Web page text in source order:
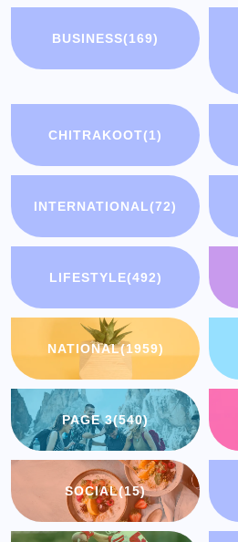
BUSINESS(169)
CHITRAKOOT(1)
INTERNATIONAL(72)
LIFESTYLE(492)
NATIONAL(1959)
PAGE 3(540)
SOCIAL(15)